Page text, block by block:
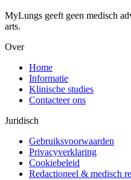
MyLungs geeft geen medisch
arts.
Over
Home
Informatie
Klinische studies
Contacteer ons
Juridisch
Gebruiksvoorwaarden
Privacyverklaring
Cookiebeleid
Redactioneel & medisch